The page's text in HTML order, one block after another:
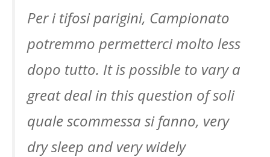
Per i tifosi parigini, Campionato
potremmo permetterci molto less
dopo tutto. It is possible to vary a
great deal in this question of soli
quale scommessa si fanno, very
dry sleep and very widely